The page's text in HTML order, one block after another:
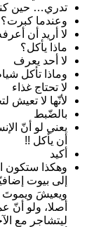
تدري… حين كنتُ
وعندما كبرت؟
لا أريد أن أعرفه
ماذا يأكل؟
لا أحد يعرف
وماذا تأكل
لا تحتاج غذاء
لأنّها لا تعيش
بالضّبط
يعني لو أنّ
أن يأكل !!
أكيد
وهكذا ستكون الأرضُ
إلى بيوت إضافيّة،
ويعيشَ ويموتَ
أصلا، ولو أنّ عمر
ليتشاجر مع